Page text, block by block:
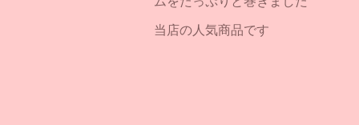
当店の人気商品です